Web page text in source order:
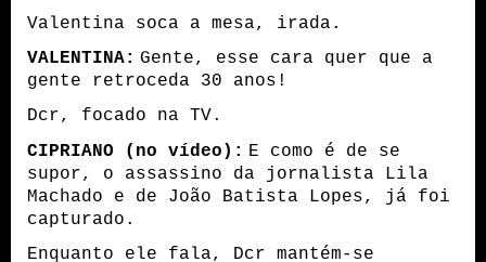
Valentina soca a mesa, irada.
VALENTINA: Gente, esse cara quer que a
gente retroceda 30 anos!
Dcr, focado na TV.
CIPRIANO (no vídeo): E como é de se
supor, o assassino da jornalista Lila
Machado e de João Batista Lopes, já foi
capturado.
Enquanto ele fala, Dcr mantém-se